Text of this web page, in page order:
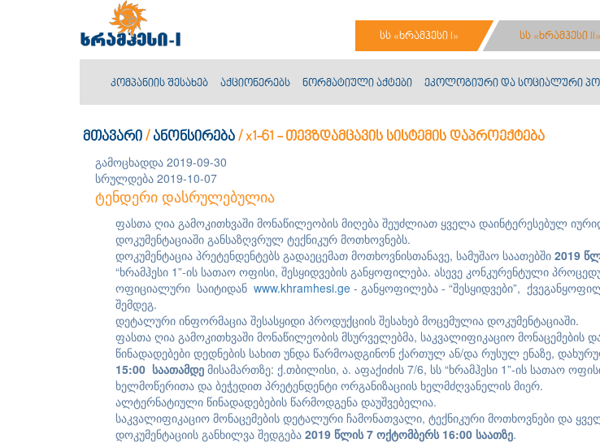
სს «ხრამჰესი I» სს «ხრამჰესი II»
კომპანიის შესახებ აქციონერებს ნორმატიული აქტები ეკოლოგიური და სოციალური
მთავარი /ანონსირება /x1-61 - თევზდამცავის სისტემის დაპროექტება
გამოცხადდა 2019-09-30
სრულდება 2019-10-07
ტენდერი დასრულებულია
ფასთა ღია გამოკითხვაში მონაწილეობის მიღება შეუძლიათ ყველა დაინტერესებულ
დოკუმენტაციაში განსაზღვრულ ტექნიკურ მოთხოვნებს.
დოკუმენტაცია პრეტენდენტებს გადაეცემათ მოთხოვნისთანავე, სამუშაო საათებში 2019
“ხრამჰესი 1”-ის სათაო ოფისი, შესყიდვების განყოფილება. ასევე კონკურენტული
ოფიციალური საიტიდან www.khramhesi.ge - განყოფილება - “შესყიდვები”,
შემდეგ.
დეტალური ინფორმაცია შესასყიდი პროდუქციის შესახებ მოცემულია დოკუმენტაციაში.
ფასთა ღია გამოკითხვაში მონაწილეობის მსურველებმა, საკვალიფიკაციო
წინადადებები დედნების სახით უნდა წარმოადგინონ ქართულ ან/და რუსულ ენაზე,
15:00 საათამდე მისამართზე: ქ.თბილისი, ა. აფაქიძის 7/6, სს “ხრამჰესი 1”-ის სათაო
ხელმოწერითა და ბეჭედით პრეტენდენტი ორგანიზაციის ხელმძღვანელის მიერ.
ალტერნატიული წინადადებების წარმოდგენა დაუშვებელია.
საკვალიფიკაციო მონაცემების დეტალური ჩამონათვალი, ტექნიკური მოთხოვნები და
დოკუმენტაციის განხილვა შედგება 2019 წლის 7 ოქტომბერს 16:00 საათზე.